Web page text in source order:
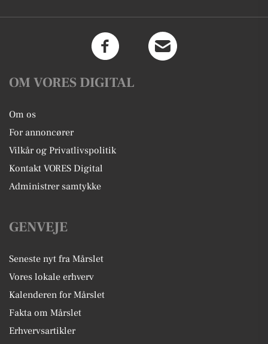
OM VORES DIGITAL
Om os
For annoncører
Vilkår og Privatlivspolitik
Kontakt VORES Digital
Administrer samtykke
GENVEJE
Seneste nyt fra Mårslet
Vores lokale erhverv
Kalenderen for Mårslet
Fakta om Mårslet
Erhvervsartikler